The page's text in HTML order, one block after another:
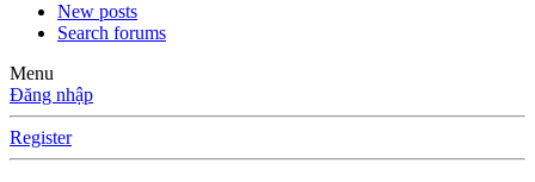
New posts
Search forums
Menu
Đăng nhập
Register